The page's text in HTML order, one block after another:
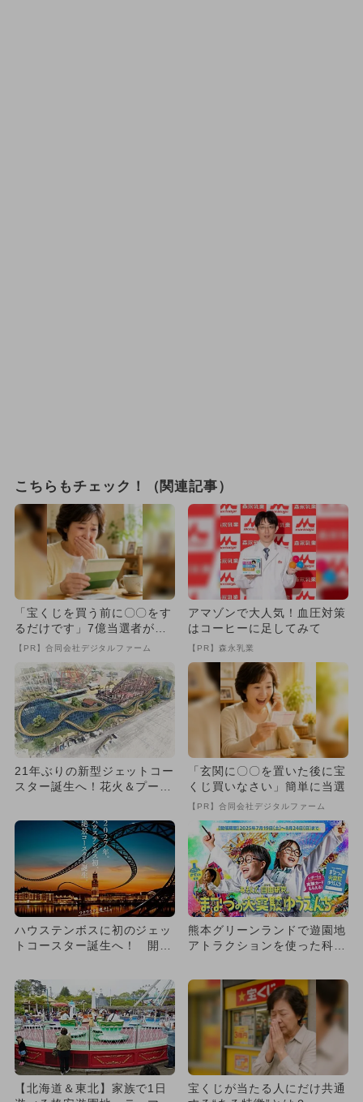
こちらもチェック！（関連記事）
「宝くじを買う前に〇〇をす
るだけです」7億当選者が続
出
【PR】合同会社デジタルファーム
アマゾンで大人気！血圧対策
はコーヒーに足してみて
【PR】森永乳業
21年ぶりの新型ジェットコー
スター誕生へ！花火＆プール
ン...
「玄関に〇〇を置いた後に宝
くじ買いなさい」簡単に当選
【PR】合同会社デジタルファーム
ハウステンボスに初のジェッ
トコースター誕生へ！ 開業
熊本グリーンランドで遊園地
アトラクションを使った科学
【北海道＆東北】家族で1日
宝くじが当たる人にだけ共通